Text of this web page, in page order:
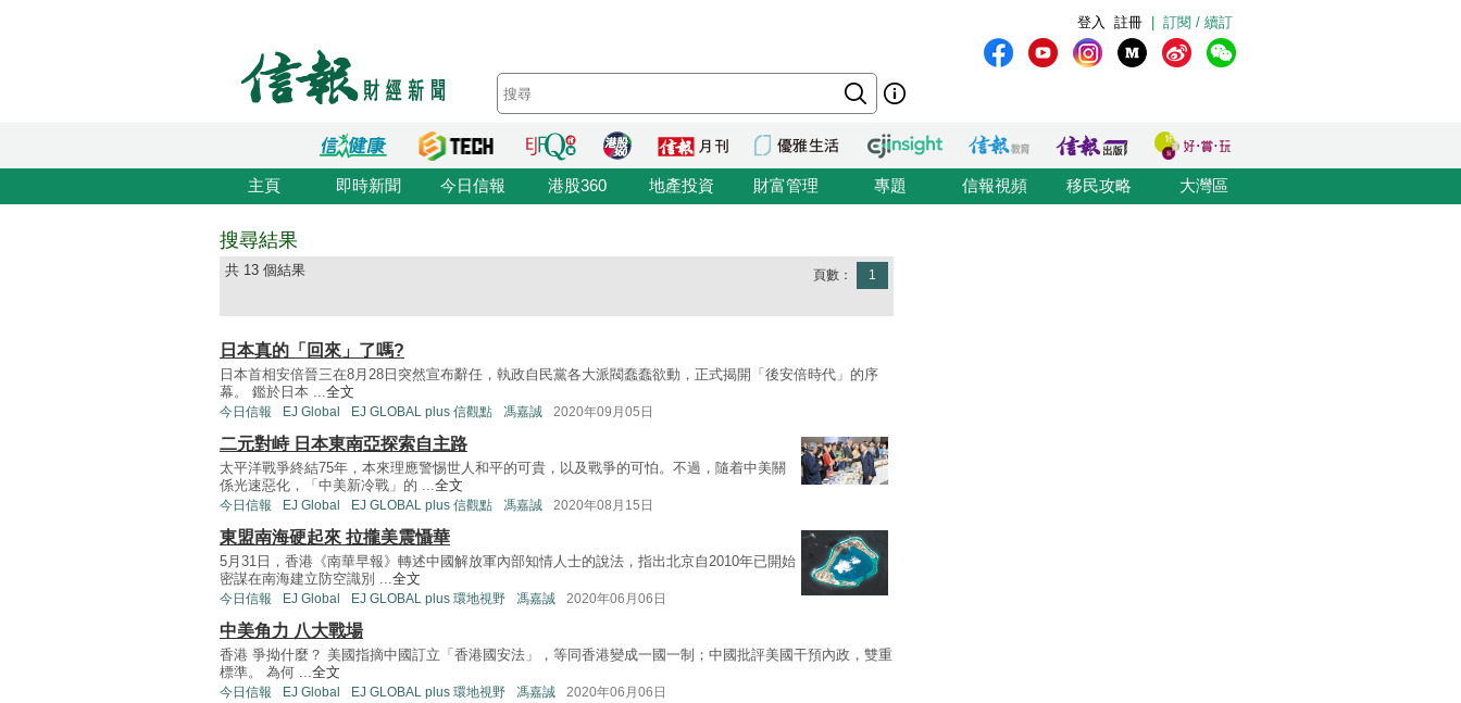
訂閱 / 續訂
註冊
登入
主頁 即時新聞 今日信報 港股360 地產投資 財富管理 專題 信報視頻 移民攻略 大灣區
搜尋結果
共 13 個結果 頁數： 1
日本真的「回來」了嗎?
日本首相安倍晉三在8月28日突然宣布辭任，執政自民黨各大派閥蠢蠢欲動，正式揭開「後安倍時代」的序
幕。 鑑於日本 ...全文
今日信報 EJ Global EJ GLOBAL plus 信觀點 馮嘉誠 2020年09月05日
二元對峙 日本東南亞探索自主路
太平洋戰爭終結75年，本來理應警惕世人和平的可貴，以及戰爭的可怕。不過，隨着中美關
係光速惡化，「中美新冷戰」的 ...全文
今日信報 EJ Global EJ GLOBAL plus 信觀點 馮嘉誠 2020年08月15日
東盟南海硬起來 拉攏美震懾華
5月31日，香港《南華早報》轉述中國解放軍內部知情人士的說法，指出北京自2010年已開始
密謀在南海建立防空識別 ...全文
今日信報 EJ Global EJ GLOBAL plus 環地視野 馮嘉誠 2020年06月06日
中美角力 八大戰場
香港 爭拗什麼？ 美國指摘中國訂立「香港國安法」，等同香港變成一國一制；中國批評美國干預內政，雙重
標準。 為何 ...全文
今日信報 EJ Global EJ GLOBAL plus 環地視野 馮嘉誠 2020年06月06日